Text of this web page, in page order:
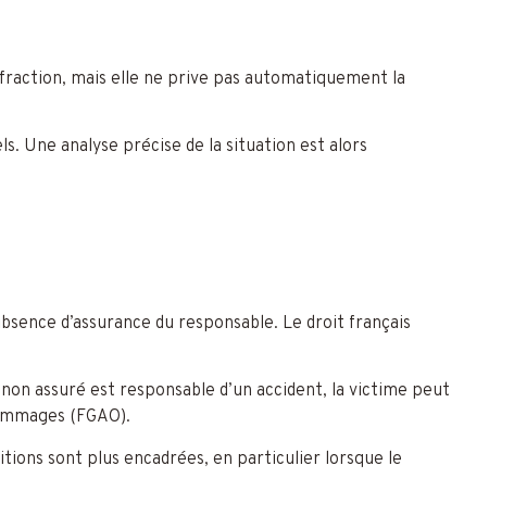
mais elle ne prive pas automatiquement la
Une analyse précise de la situation est alors
d’assurance du responsable. Le droit français
assuré est responsable d’un accident, la victime peut
(FGAO).
sont plus encadrées, en particulier lorsque le